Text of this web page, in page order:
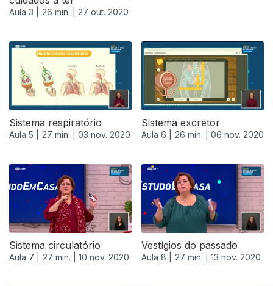
Aula 3 | 26 min. | 27 out. 2020
Sistema respiratório
Aula 5 | 27 min. | 03 nov. 2020
Sistema excretor
Aula 6 | 26 min. | 06 nov. 2020
Sistema circulatório
Aula 7 | 27 min. | 10 nov. 2020
Vestígios do passado
Aula 8 | 27 min. | 13 nov. 2020